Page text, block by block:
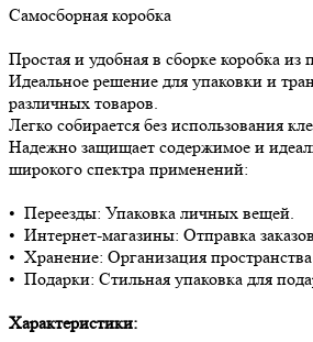
Самосборная коробка
Простая и удобная в сборке коробка из
Идеальное решение для упаковки и
различных товаров.
Легко собирается без использования
Надежно защищает содержимое и
широкого спектра применений:
• Переезды: Упаковка личных вещей.
• Интернет-магазины: Отправка
• Хранение: Организация
• Подарки: Стильная упаковка для
Характеристики: